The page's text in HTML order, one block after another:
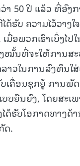
າ 50 ປີ ແລ້ວ ທີ່ອົງກ
ດ້ຮັບ ຄວາມໄວ້ວາງ
ມື່ອພວກເຮົາເບິ່ງໄ
ງໝັ້ນທີ່ຈະໃຫ້ການ
າວໃນການລົງທຶນໃ
ເຄື່ອນຊຸກຍູ້ ການພັ
ບຍືນຍົງ, ໂດຍສະເ
ດ້ຮັບໂອກາດທາງດ້
ດ.